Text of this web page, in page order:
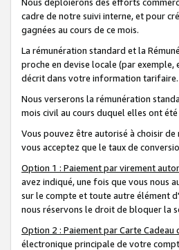
cadre de notre suivi interne, et pour
gagnées au cours de ce mois.
La rémunération standard et la
proche en devise locale (par
décrit dans votre information tarifaire.
Nous verserons la rémunération
mois civil au cours duquel elles ont
Vous pouvez être autorisé à choisir
vous acceptez que le taux de
Option 1 : Paiement par virement
avez indiqué, une fois que vous nous
sur le compte et toute autre élément
nous réservons le droit de bloquer la
Option 2 : Paiement par Carte Cadeau
électronique principale de votre